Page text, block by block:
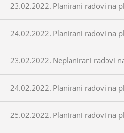
23.02.2022. Planirani radovi na
24.02.2022. Planirani radovi na
23.02.2022. Neplanirani radovi
24.02.2022. Planirani radovi na
25.02.2022. Planirani radovi na